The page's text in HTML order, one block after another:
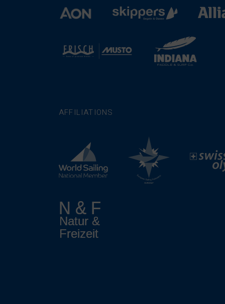
AFFILIATIONS